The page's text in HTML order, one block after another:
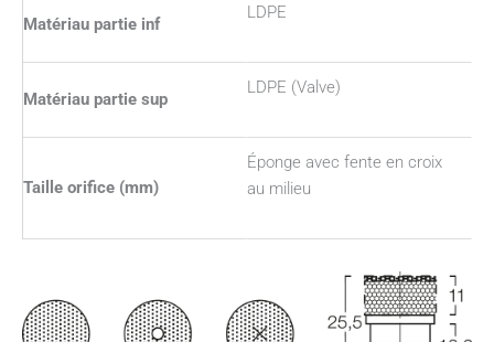
Matériau partie inf
LDPE
Matériau partie sup
LDPE (Valve)
Taille orifice (mm)
Éponge avec fente en croix
au milieu